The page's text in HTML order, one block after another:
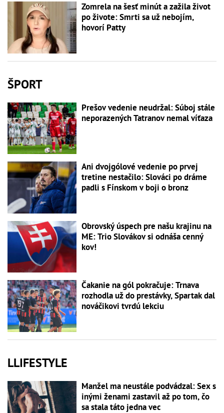
Zomrela na šesť minút a zažila život
po živote: Smrti sa už nebojím,
hovorí Patty
ŠPORT
Prešov vedenie neudržal: Súboj stále
neporazených Tatranov nemal víťaza
Ani dvojgólové vedenie po prvej
tretine nestačilo: Slováci po dráme
padli s Fínskom v boji o bronz
Obrovský úspech pre našu krajinu na
ME: Trio Slovákov si odnáša cenný
kov!
Čakanie na gól pokračuje: Trnava
rozhodla už do prestávky, Spartak dal
nováčikovi tvrdú lekciu
LLIFESTYLE
Manžel ma neustále podvádzal: Sex s
inými ženami zastavil až po tom, čo
sa stala táto jedna vec